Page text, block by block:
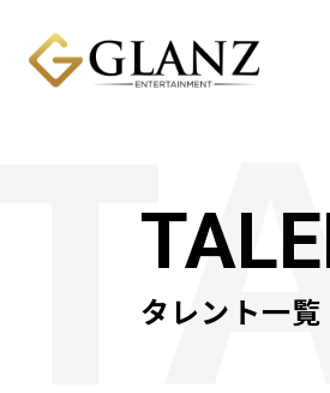
タレント一覧